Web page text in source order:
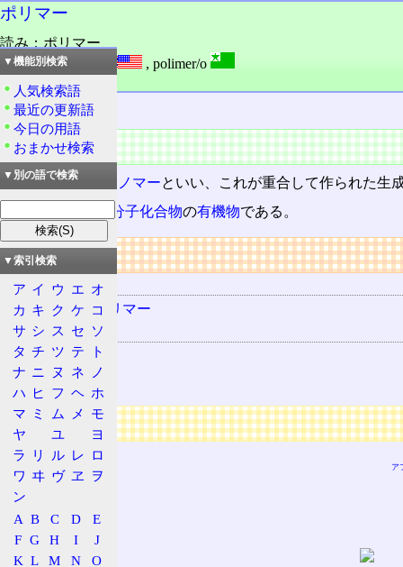
ポリマー
読み：ポリマー
外語：polymer , polimer/o
品詞：名詞
重合体。
概要
1分子 の状態を モノマーといい、これが重合して作られた生
高分子化合物の有機物である。
リンク
用語の所属
グラフトポリマー
関連する用語
重合
モノマー
広告
ア
▼機能別検索
人気検索語
最近の更新語
今日の用語
おまかせ検索
▼別の語で検索
▼索引検索
ア イ ウ エ オ
カ キ ク ケ コ
サ シ ス セ ソ
タ チ ツ テ
ト
ナ ニ ヌ ネ
ノ
ハ ヒ フ ヘ ホ
マ ミ ム メ
モ
ヤ
ユ
ヨ
ラ
リ ル レ ロ
ワ ヰ ヴ ヱ
ヲ
ン
A B C D
E
F G H I
J
K L M N
O